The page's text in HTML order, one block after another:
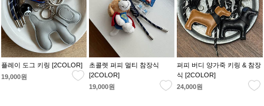
플레이 도그 키링 [2COLOR]
19,000원
초콜렛 퍼피 멀티 참장식
[2COLOR]
19,000원
퍼피 버디 양가죽 키링 & 참장
식 [2COLOR]
24,000원